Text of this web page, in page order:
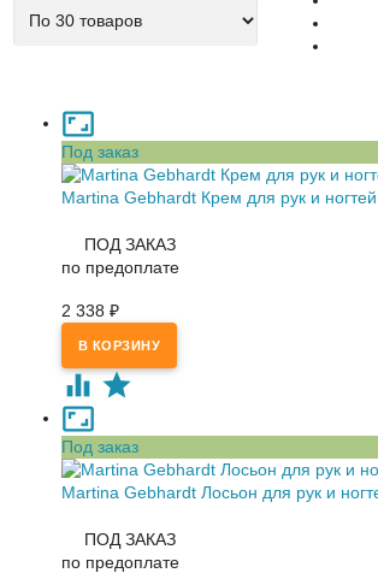
Под заказ
Martina Gebhardt Крем для рук и
ПОД ЗАКАЗ
по предоплате
2 338 ₽
Под заказ
Martina Gebhardt Лосьон для рук и
ПОД ЗАКАЗ
по предоплате